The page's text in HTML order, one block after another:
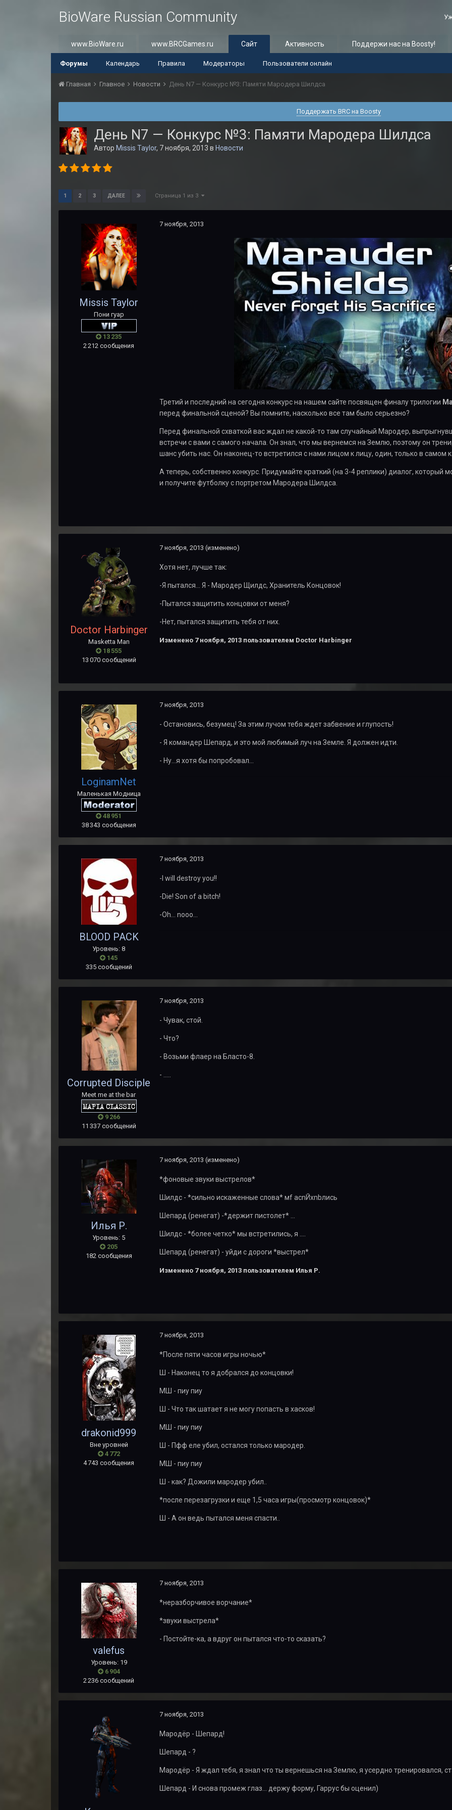
BioWare Russian Community
www.BioWare.ru www.BRCGames.ru Сайт
Форумы Календарь Правила Модераторы Пользователи онлайн
Активность Поддержи нас на Boosty!
Главная Главное Новости День N7 — Конкурс №3: Памяти Мародера Шилдса
Поддержать BRC на Boosty
День N7 — Конкурс №3: Памяти Мародера Шилдса
Автор Missis Taylor, 7 ноября, 2013 в Новости
1 2 3 ДАЛЕЕ Страница 1 из 3
Missis Taylor
Пони гуар
13 235
2 212 сообщения
7 ноября, 2013
Третий и последний на сегодня конкурс на нашем сайте посвящен финалу трилогии
перед финальной сценой? Вы помните, насколько все там было серьезно?
Перед финальной схваткой вас ждал не какой-то там случайный Мародер,
встречи с вами с самого начала. Он знал, что мы вернемся на Землю, поэтому он
шанс убить нас. Он наконец-то встретился с нами лицом к лицу, один, только в самом
А теперь, собственно конкурс. Придумайте краткий (на 3-4 реплики) диалог,
и получите футболку с портретом Мародера Шилдса.
Doctor Harbinger
Masketta Man
18 555
13 070 сообщений
7 ноября, 2013 (изменено)
Хотя нет, лучше так:
-Я пытался... Я - Мародер Щилдс, Хранитель Концовок!
-Пытался защитить концовки от меня?
-Нет, пытался защитить тебя от них.
Изменено 7 ноября, 2013пользователем Doctor Harbinger
LoginamNet
Маленькая Модница
48 951
38 343 сообщения
7 ноября, 2013
- Остановись, безумец! За этим лучом тебя ждет забвение и глупость!
- Я командер Шепард, и это мой любимый луч на Земле. Я должен идти.
- Ну...я хотя бы попробовал...
BLOOD PACK
Уровень: 8
145
335 сообщений
7 ноября, 2013
-I will destroy you!!
-Die! Son of a bitch!
-Oh... nooo...
Corrupted Disciple
Meet me at the bar
9 266
11 337 сообщений
7 ноября, 2013
- Чувак, стой.
- Что?
- Возьми флаер на Бласто-8.
- .....
Илья Р.
Уровень: 5
205
182 сообщения
7 ноября, 2013 (изменено)
*фоновые звуки выстрелов*
Шилдс - *сильно искаженные слова* мf аcnЙхnbлись
Шепард (ренегат) -*держит пистолет* ...
Шилдс - *более четко* мы встретились, я ....
Шепард (ренегат) - уйди с дороги *выстрел*
Изменено 7 ноября, 2013пользователем Илья Р.
drakonid999
Вне уровней
4 772
4 743 сообщения
7 ноября, 2013
*После пяти часов игры ночью*
Ш - Наконец то я добрался до концовки!
МШ - пиу пиу
Ш - Что так шатает я не могу попасть в хасков!
МШ - пиу пиу
Ш - Пфф еле убил, остался только мародер.
МШ - пиу пиу
Ш - как? Дожили мародер убил..
*после перезагрузки и еще 1,5 часа игры(просмотр концовок)*
Ш - А он ведь пытался меня спасти..
valefus
Уровень: 19
6 904
2 236 сообщений
7 ноября, 2013
*неразборчивое ворчание*
*звуки выстрела*
- Постойте-ка, а вдруг он пытался что-то сказать?
7 ноября, 2013
Мародёр - Шепард!
Шепард - ?
Мародёр - Я ждал тебя, я знал что ты вернешься на Землю, я усердно тренировался,
Шепард - И снова промеж глаз... держу форму, Гаррус бы оценил)